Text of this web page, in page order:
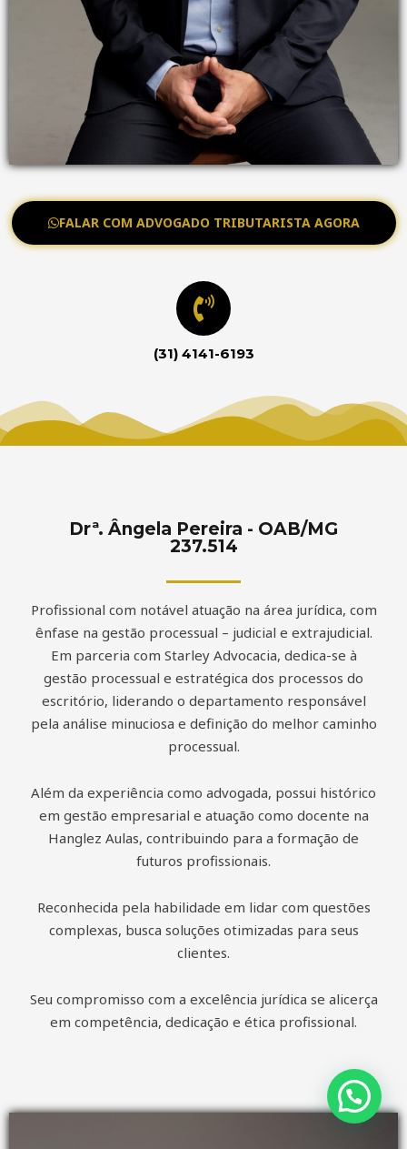
FALAR COM ADVOGADO TRIBUTARISTA AGORA
(31) 4141-6193
Drª. Ângela Pereira - OAB/MG
237.514
Profissional com notável atuação na área jurídica, com
ênfase na gestão processual – judicial e extrajudicial.
Em parceria com Starley Advocacia, dedica-se à
gestão processual e estratégica dos processos do
escritório, liderando o departamento responsável
pela análise minuciosa e definição do melhor caminho
processual.
Além da experiência como advogada, possui histórico
em gestão empresarial e atuação como docente na
Hanglez Aulas, contribuindo para a formação de
futuros profissionais.
Reconhecida pela habilidade em lidar com questões
complexas, busca soluções otimizadas para seus
clientes.
Seu compromisso com a excelência jurídica se alicerça
em competência, dedicação e ética profissional.